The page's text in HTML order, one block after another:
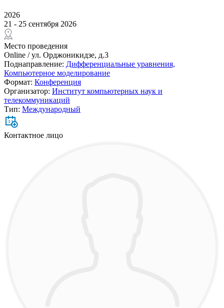
2026
21 - 25 сентября 2026
Место проведения
Online / ул. Орджоникидзе, д.3
Поднаправление: Дифференциальные уравнения,
Компьютерное моделирование
Формат: Конференция
Организатор: Институт компьютерных наук и
телекоммуникаций
Тип: Международный
31
Контактное лицо